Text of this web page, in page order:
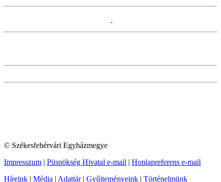
© Székesfehérvári Egyházmegye
Impresszum | Püspökség Hivatal e-mail | Honlapreferens e-mail
Híreink | Média | Adattár| Gyűjteményeink | Történelmünk